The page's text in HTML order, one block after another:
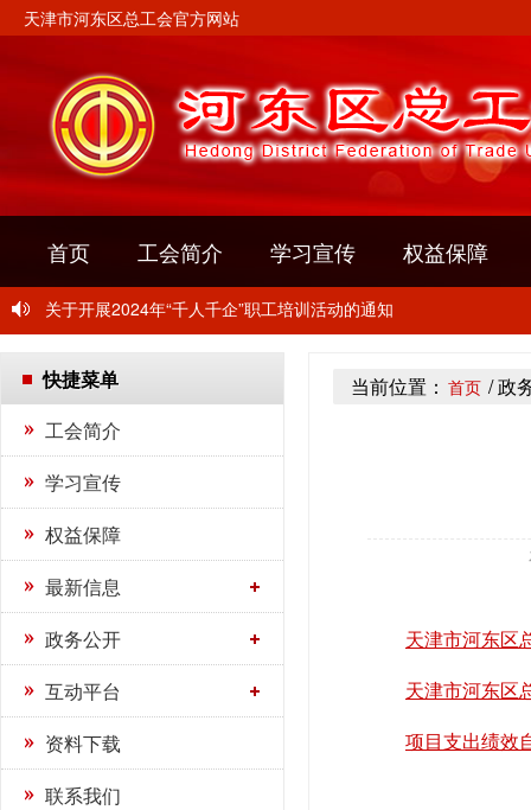
天津市河东区总工会官方网站
首页 工会简介 学习宣传 权益保障
关于转发《关于开展2024年“玫瑰书香”女职工主题阅读活动的通
关于举办“中国梦·劳动美” 2024年河东区职工摄影比赛的通知
关于开展2024年“千人千企”职工培训活动的通知
关于举办“中国梦·劳动美” 2024年河东区职工摄影比赛的通知
关于开展2024年“千人千企”职工培训活动的通知
快捷菜单
工会简介
学习宣传
权益保障
最新信息
政务公开
互动平台
资料下载
联系我们
当前位置： 首页 / 政
天津市河东区
天津市河东区
项目支出绩效